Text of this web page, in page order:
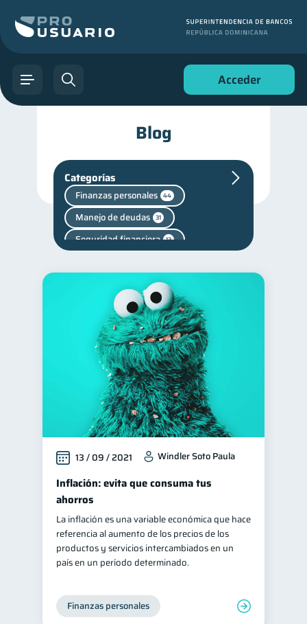
Acceder
Blog
Categorías
Finanzas personales 44
Manejo de deudas 31
Seguridad financiera 13
Entidad financiera 8
Vacaciones 2 inversiones
Educación financiera 31
Finanzas para jóvenes 30
Control de deudas 30
Finanzas familiares 25
Inclusión financiera 22
Bienestar financiero 22
Finanzas para mujeres 20
Salud financiera
Organización Financiera 10
Préstamos 8 Ahorro 8
Consejos 6
Historial crediticio 6
13 / 09 / 2021 Windler Soto Paula
Inflación: evita que consuma tus
ahorros
La inflación es una variable económica que hace
referencia al aumento de los precios de los
productos y servicios intercambiados en un
país en un período determinado.
Finanzas personales